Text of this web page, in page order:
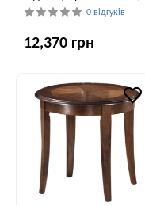
0 відгуків
12,370 грн